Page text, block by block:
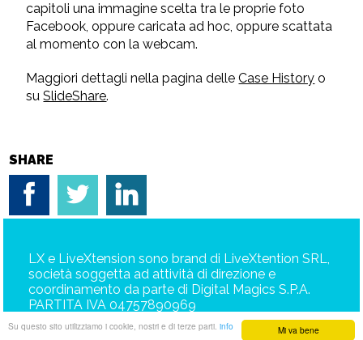
Mi va bene
Su questo sito utilizziamo i cookie, nostri e di terze parti. info
capitoli una immagine scelta tra le proprie foto
Facebook, oppure caricata ad hoc, oppure scattata
al momento con la webcam.
Maggiori dettagli nella pagina delleCase History o
suSlideShare.
SHARE
LX e LiveXtension sono brand di LiveXtention SRL,
società soggetta ad attività di direzione e
coordinamento da parte di Digital Magics S.P.A.
PARTITA IVA 04757890969